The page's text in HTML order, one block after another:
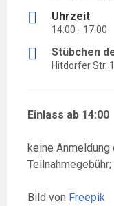
Uhrzeit
14:00 - 17:00
Stübchen
Hitdorfer Str.
Einlass ab 14:00
keine
Bild von Freepik